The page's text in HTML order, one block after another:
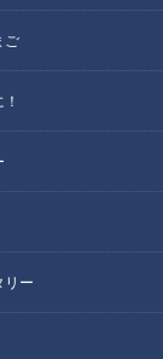
ご
リー
務める、全国の
。今回は、廃道と
、岐阜県にある“
をしています。
らないでください
一筋の溝が特徴の
み造りの「久保原隧